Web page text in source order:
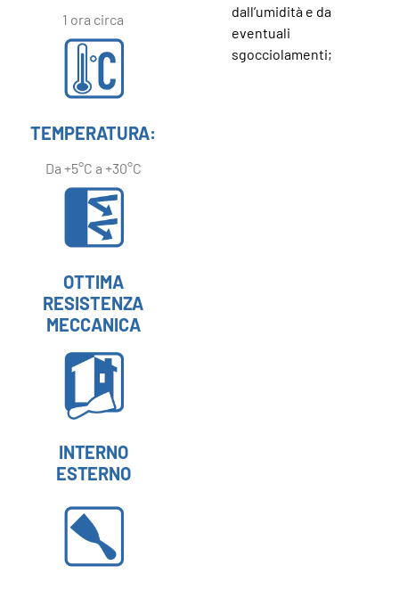
1 ora circa
TEMPERATURA:
Da +5°C a +30°C
OTTIMA
RESISTENZA
MECCANICA
INTERNO
ESTERNO
dall’umidità e da
eventuali
sgocciolamenti;